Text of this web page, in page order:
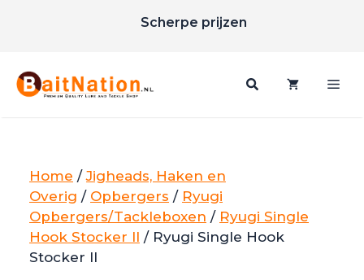
inhoud
Scherpe prijzen
Gratis verzending vanaf €85
Home /Jigheads, Haken en
Overig / Opbergers / Ryugi
Opbergers/Tackleboxen / Ryugi Single
Hook Stocker II / Ryugi Single Hook
Stocker II